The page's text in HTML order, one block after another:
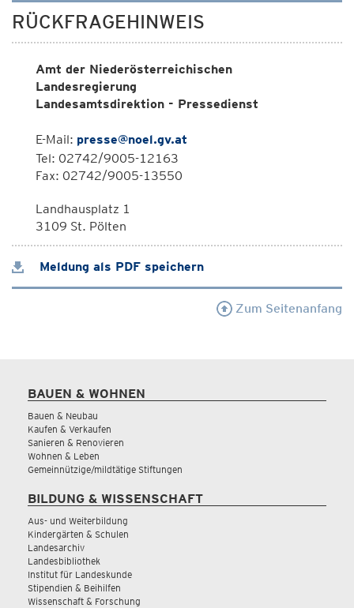
RÜCKFRAGEHINWEIS
Amt der Niederösterreichischen
Landesregierung
Landesamtsdirektion - Pressedienst
E-Mail: presse@noel.gv.at
Tel: 02742/9005-12163
Fax: 02742/9005-13550
Landhausplatz 1
3109 St. Pölten
Meldung als PDF speichern
Zum Seitenanfang
BAUEN & WOHNEN
Bauen & Neubau
Kaufen & Verkaufen
Sanieren & Renovieren
Wohnen & Leben
Gemeinnützige/mildtätige Stiftungen
BILDUNG & WISSENSCHAFT
Aus- und Weiterbildung
Kindergärten & Schulen
Landesarchiv
Landesbibliothek
Institut für Landeskunde
Stipendien & Beihilfen
Wissenschaft & Forschung